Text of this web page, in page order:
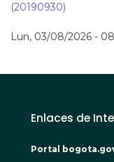
(20190930)
Lun, 03/08/2026 -
Enlaces de
Portal